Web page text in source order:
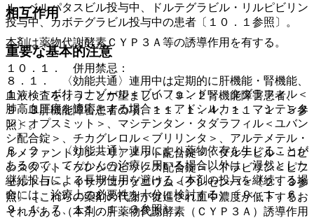
相互作用
本剤は薬物代謝酵素ＣＹＰ３Ａ等の誘導作用を有する。
１０．１． 併用禁忌：
１）． ボリコナゾール＜ブイフェンド＞、タダラフィル＜
肺高血圧症を適応とする場合＞＜アドシルカ＞、マシテンタ
ン＜オプスミット＞、マシテンタン・タダラフィル＜ユバン
シ配合錠＞、チカグレロル＜ブリリンタ＞、アルテメテル・
ルメファントリン＜リアメット配合錠＞、ダルナビル・コビ
シスタット＜プレジコビックス配合錠＞、ドラビリン＜ピフ
ェルトロ＞、イサブコナゾニウム＜クレセンバ＞〔２．３参
照〕［これらの薬剤の代謝が促進され血中濃度が低下するお
それがある（本剤の肝薬物代謝酵素（ＣＹＰ３Ａ）誘導作用
ル・ベルパタスビル投与中、ドルテグラビル・リルピビリン
投与中、カボテグラビル投与中の患者〔１０．１参照〕。
重要な基本的注意
８．１． 〈効能共通〉連用中は定期的に肝機能・腎機能、
血液検査を行うことが望ましい〔９．２腎機能障害患者、
９．３肝機能障害患者の項、１１．１．４、１１．１．５参
照〕。
８．２． 〈効能共通〉連用により薬物依存を生じることが
あるので、てんかんの治療に用いる場合以外は、漫然とした
継続投与による長期使用を避ける（本剤の投与を継続する場
合には、治療上の必要性を十分に検討する）〔９．１．６、
９．１．７、１１．１．３参照〕。